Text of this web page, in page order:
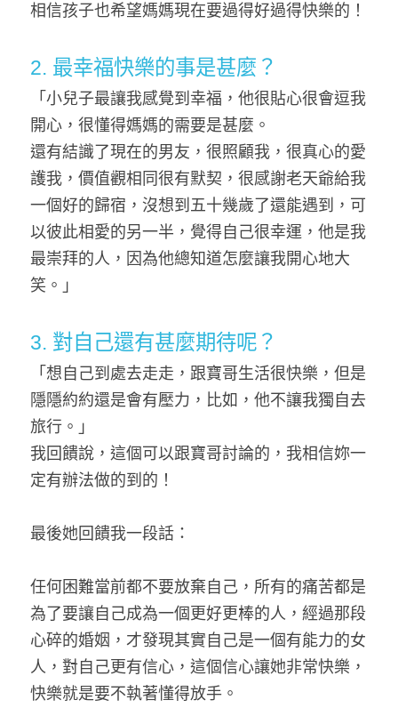
相信孩子也希望媽媽現在要過得好過得快樂的！
2. 最幸福快樂的事是甚麼？
「小兒子最讓我感覺到幸福，他很貼心很會逗我
開心，很懂得媽媽的需要是甚麼。
還有結識了現在的男友，很照顧我，很真心的愛
護我，價值觀相同很有默契，很感謝老天爺給我
一個好的歸宿，沒想到五十幾歲了還能遇到，可
以彼此相愛的另一半，覺得自己很幸運，他是我
最崇拜的人，因為他總知道怎麼讓我開心地大
笑。」
3. 對自己還有甚麼期待呢？
「想自己到處去走走，跟寶哥生活很快樂，但是
隱隱約約還是會有壓力，比如，他不讓我獨自去
旅行。」
我回饋說，這個可以跟寶哥討論的，我相信妳一
定有辦法做的到的！
最後她回饋我一段話：
任何困難當前都不要放棄自己，所有的痛苦都是
為了要讓自己成為一個更好更棒的人，經過那段
心碎的婚姻，才發現其實自己是一個有能力的女
人，對自己更有信心，這個信心讓她非常快樂，
快樂就是要不執著懂得放手。